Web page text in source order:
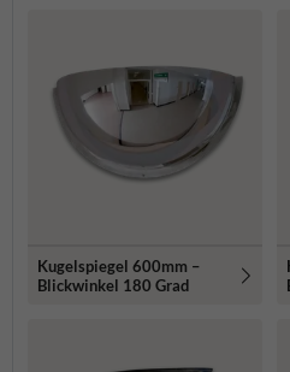
Kugelspiegel 600mm –
Blickwinkel 180 Grad